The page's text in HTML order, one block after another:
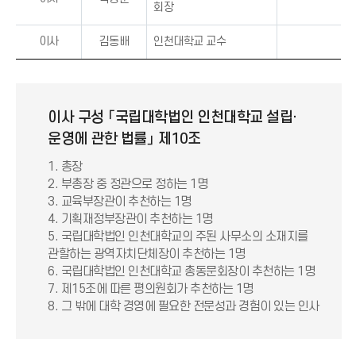
회장
이사 김동배 인천대학교 교수
이사 구성 「국립대학법인 인천대학교 설립·
운영에 관한 법률」 제10조
1. 총장
2. 부총장 중 정관으로 정하는 1명
3. 교육부장관이 추천하는 1명
4. 기획재정부장관이 추천하는 1명
5. 국립대학법인 인천대학교의 주된 사무소의 소재지를
관할하는 광역자치단체장이 추천하는 1명
6. 국립대학법인 인천대학교 총동문회장이 추천하는 1명
7. 제15조에 따른 평의원회가 추천하는 1명
8. 그 밖에 대학 경영에 필요한 전문성과 경험이 있는 인사